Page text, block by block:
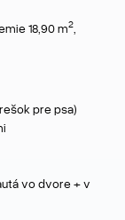
18,90 m2
pre psa)
vo dvore + v